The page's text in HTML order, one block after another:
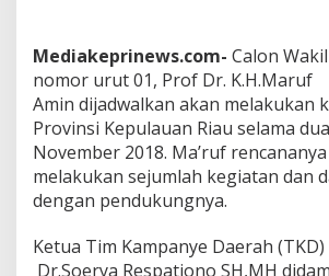
.
K
.
H
M
a
r
u
m
Mediakeprinews.com- Calon
nomor urut 01, Prof Dr. K.H.Maruf
Amin dijadwalkan akan melakukan
Provinsi Kepulauan Riau selama
November 2018. Ma’ruf
melakukan sejumlah kegiatan dan
dengan pendukungnya.
Ketua Tim Kampanye Daerah (TKD)
Dr.Soerya Respationo SH,MH